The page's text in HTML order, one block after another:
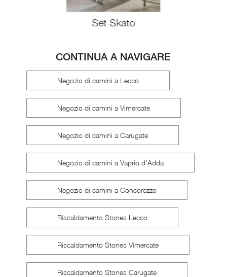
Set Skato
CONTINUA A NAVIGARE
Negozio di camini a Lecco
Negozio di camini a Vimercate
Negozio di camini a Carugate
Negozio di camini a Vaprio d'Adda
Negozio di camini a Concorezzo
Riscaldamento Stones Lecco
Riscaldamento Stones Vimercate
Riscaldamento Stones Carugate